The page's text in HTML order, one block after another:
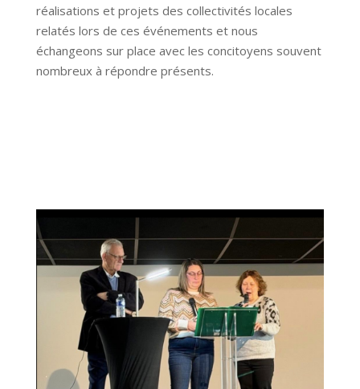
réalisations et projets des collectivités locales
relatés lors de ces événements et nous
échangeons sur place avec les concitoyens souvent
nombreux à répondre présents.